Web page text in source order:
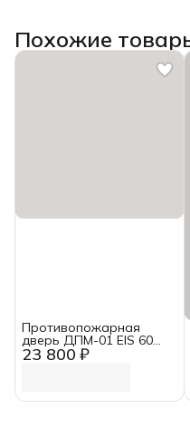
Похожие
23 800 ₽
Противопожарная
дверь ДПМ-01 EIS 60
(2080*980) Ferroni